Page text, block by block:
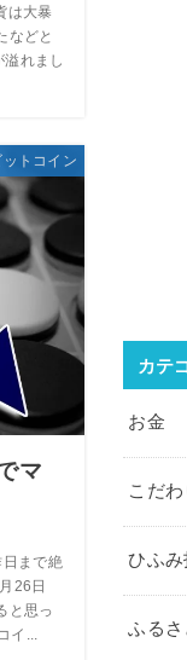
は大暴
などと
れまし
ットコイン
マ
まで絶
26日
と思っ
イ...
カテ
お金
こだ
ひふ
ふる